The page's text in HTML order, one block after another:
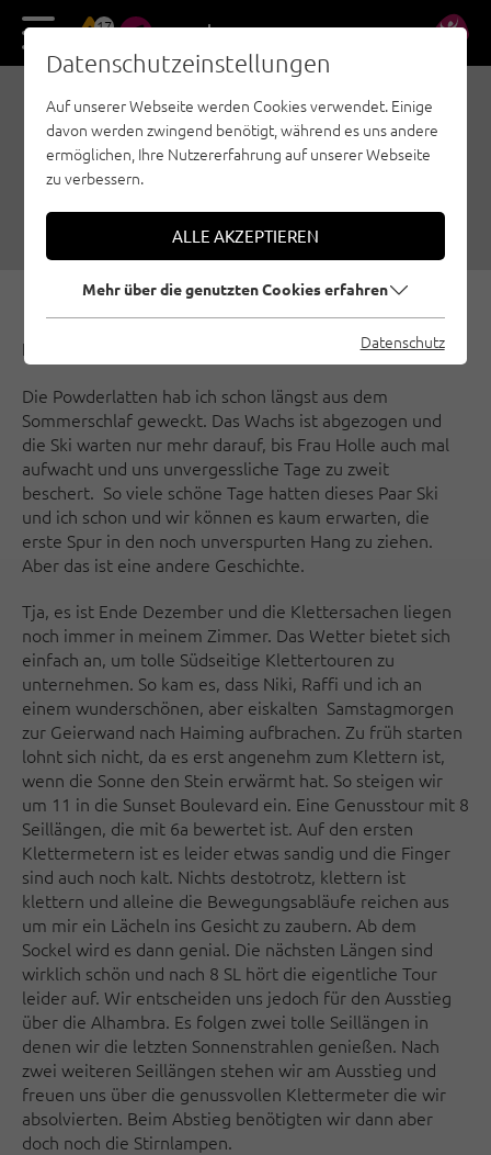
17 DE EN
KLETTERZÜGE STATT
POWDERSCHWÜNGE
Mehrseillängen, Allgemein
Lukas Wimmer klettert bis der Schnee kommt:
Die Powderlatten hab ich schon längst aus dem
Sommerschlaf geweckt. Das Wachs ist abgezogen und
die Ski warten nur mehr darauf, bis Frau Holle auch mal
aufwacht und uns unvergessliche Tage zu zweit
beschert. So viele schöne Tage hatten dieses Paar Ski
und ich schon und wir können es kaum erwarten, die
erste Spur in den noch unverspurten Hang zu ziehen.
Aber das ist eine andere Geschichte.
Tja, es ist Ende Dezember und die Klettersachen liegen
noch immer in meinem Zimmer. Das Wetter bietet sich
einfach an, um tolle Südseitige Klettertouren zu
unternehmen. So kam es, dass Niki, Raffi und ich an
einem wunderschönen, aber eiskalten Samstagmorgen
zur Geierwand nach Haiming aufbrachen. Zu früh starten
lohnt sich nicht, da es erst angenehm zum Klettern ist,
wenn die Sonne den Stein erwärmt hat. So steigen wir
um 11 in die Sunset Boulevard ein. Eine Genusstour mit 8
Seillängen, die mit 6a bewertet ist. Auf den ersten
Klettermetern ist es leider etwas sandig und die Finger
sind auch noch kalt. Nichts destotrotz, klettern ist
klettern und alleine die Bewegungsabläufe reichen aus
um mir ein Lächeln ins Gesicht zu zaubern. Ab dem
Sockel wird es dann genial. Die nächsten Längen sind
wirklich schön und nach 8 SL hört die eigentliche Tour
leider auf. Wir entscheiden uns jedoch für den Ausstieg
über die Alhambra. Es folgen zwei tolle Seillängen in
denen wir die letzten Sonnenstrahlen genießen. Nach
zwei weiteren Seillängen stehen wir am Ausstieg und
freuen uns über die genussvollen Klettermeter die wir
absolvierten. Beim Abstieg benötigten wir dann aber
doch noch die Stirnlampen.
Datenschutzeinstellungen
Auf unserer Webseite werden Cookies verwendet. Einige
davon werden zwingend benötigt, während es uns andere
ermöglichen, Ihre Nutzererfahrung auf unserer Webseite
zu verbessern.
ALLE AKZEPTIEREN
Mehr über die genutzten Cookies erfahren
Datenschutz